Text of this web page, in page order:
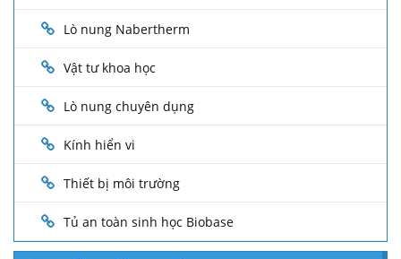
Lò nung Nabertherm
Vật tư khoa học
Lò nung chuyên dụng
Kính hiển vi
Thiết bị môi trường
Tủ an toàn sinh học Biobase